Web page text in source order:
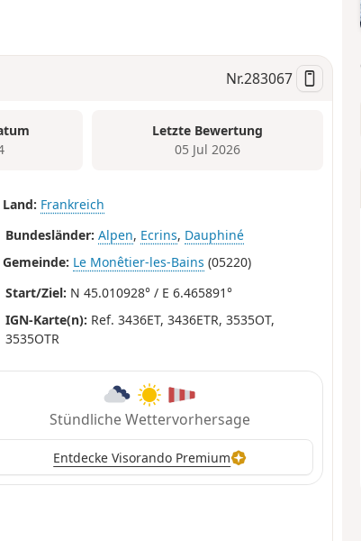
Nr.283067
Letzte Bewertung
05 Jul 2026
Land: Frankreich
Bundesländer: Alpen, Ecrins, Dauphiné
Gemeinde: Le Monêtier-les-Bains (05220)
Start/Ziel: N 45.010928° / E 6.465891°
IGN-Karte(n): Ref. 3436ET, 3436ETR, 3535OT,
3535OTR
Stündliche Wettervorhersage
Entdecke Visorando Premium